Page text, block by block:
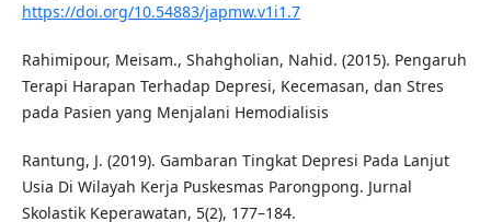
https://doi.org/10.54883/japmw.v1i1.7
Rahimipour, Meisam., Shahgholian, Nahid. (2015). Pengaruh
Terapi Harapan Terhadap Depresi, Kecemasan, dan Stres
pada Pasien yang Menjalani Hemodialisis
Rantung, J. (2019). Gambaran Tingkat Depresi Pada Lanjut
Usia Di Wilayah Kerja Puskesmas Parongpong. Jurnal
Skolastik Keperawatan, 5(2), 177–184.